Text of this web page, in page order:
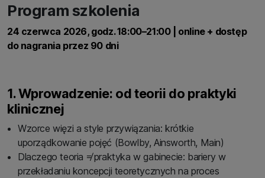
Program szkolenia
24 czerwca 2026, godz. 18:00–21:00 | online + dostęp
do nagrania przez 90 dni
1. Wprowadzenie: od teorii do praktyki
klinicznej
Wzorce więzi a style przywiązania: krótkie
uporządkowanie pojęć (Bowlby, Ainsworth, Main)
Dlaczego teoria ≠ praktyka w gabinecie: bariery w
przekładaniu koncepcji teoretycznych na proces